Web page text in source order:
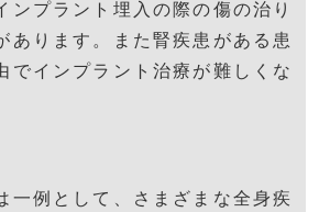
ンプラント埋入の際の傷の治り
あります。また腎疾患がある患
でインプラント治療が難しくな
一例として、さまざまな全身疾